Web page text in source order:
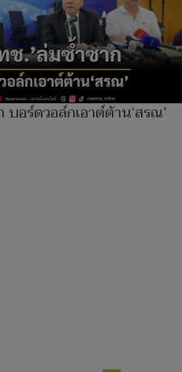
บอร์ดวอล์กเอาต์ต้าน‘สรณ’